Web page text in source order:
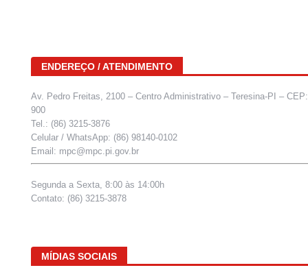
ENDEREÇO / ATENDIMENTO
Av. Pedro Freitas, 2100 – Centro Administrativo – Teresina-PI –
900
Tel.: (86) 3215-3876
Celular / WhatsApp: (86) 98140-0102
Email: mpc@mpc.pi.gov.br
Segunda a Sexta, 8:00 às 14:00h
Contato: (86) 3215-3878
MÍDIAS SOCIAIS